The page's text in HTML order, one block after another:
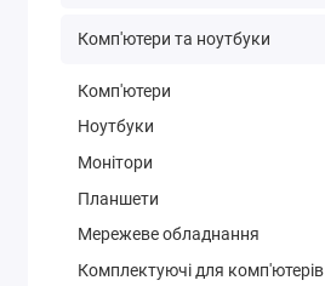
Комп'ютери та ноутбуки
Комп'ютери
Ноутбуки
Монітори
Планшети
Мережеве обладнання
Комплектуючі для комп'ютерів